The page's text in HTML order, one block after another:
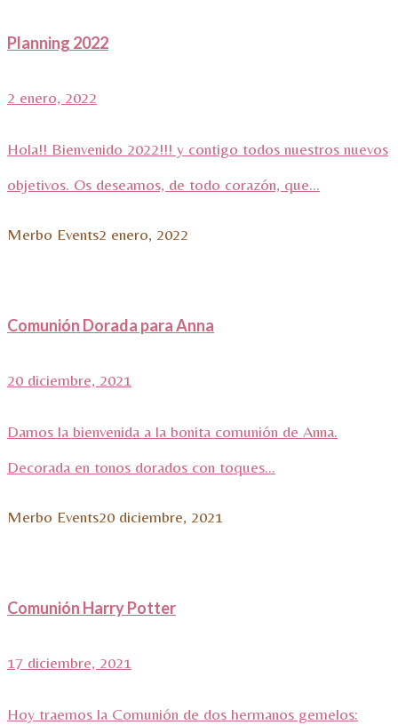
Planning 2022
2 enero, 2022
Hola!! Bienvenido 2022!!! y contigo todos nuestros nuevos
objetivos. Os deseamos, de todo corazón, que...
Merbo Events2 enero, 2022
Comunión Dorada para Anna
20 diciembre, 2021
Damos la bienvenida a la bonita comunión de Anna.
Decorada en tonos dorados con toques...
Merbo Events20 diciembre, 2021
Comunión Harry Potter
17 diciembre, 2021
Hoy traemos la Comunión de dos hermanos gemelos: